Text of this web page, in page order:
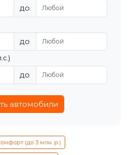
до
до
до
автомобили
(до 3 млн. р.)